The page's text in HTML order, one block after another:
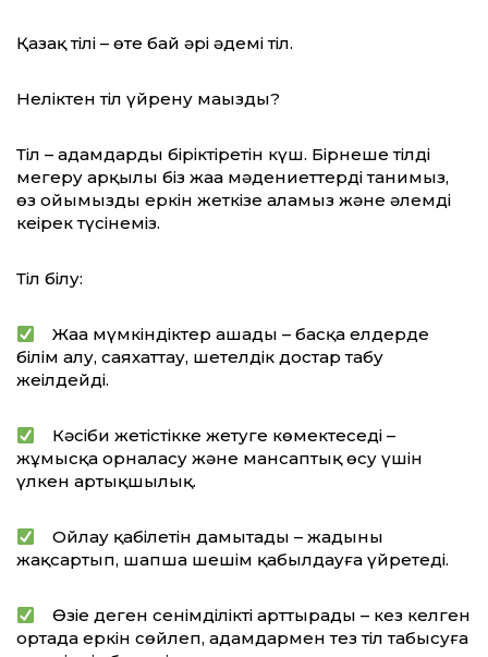
Қазақ тілі – өте бай әрі әдемі тіл.
Неліктен тіл үйрену маңызды?
Тіл – адамдарды біріктіретін күш. Бірнеше тілді
меңгеру арқылы біз жаңа мәдениеттерді танимыз,
өз ойымызды еркін жеткізе аламыз және әлемді
кеңірек түсінеміз.
Тіл білу:
Жаңа мүмкіндіктер ашады – басқа елдерде
білім алу, саяхаттау, шетелдік достар табу
жеңілдейді.
Кәсіби жетістікке жетуге көмектеседі –
жұмысқа орналасу және мансаптық өсу үшін
үлкен артықшылық.
Ойлау қабілетін дамытады – жадыны
жақсартып, шапшаң шешім қабылдауға үйретеді.
Өзіңе деген сенімділікті арттырады – кез келген
ортада еркін сөйлеп, адамдармен тез тіл табысуға